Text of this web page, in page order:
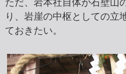
ただ、岩本社自体が石壁山
り、岩崖の中枢としての立
ておきたい。